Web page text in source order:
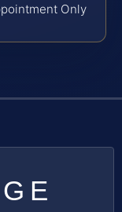
Only